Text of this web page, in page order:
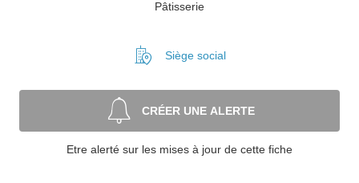
Pâtisserie
Siège social
CRÉER UNE ALERTE
Etre alerté sur les mises à jour de cette fiche